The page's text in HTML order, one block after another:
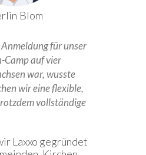
Blom
für unser
Camp auf vier
war, wusste
wir eine flexible,
vollständige
Laxxo gegründet